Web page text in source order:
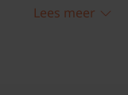
te delen en
Lees meer